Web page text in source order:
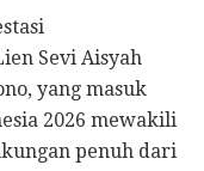
Sevi Aisyah
yang masuk
2026 mewakili
penuh dari